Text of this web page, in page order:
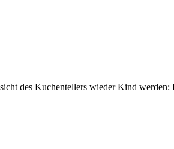
des Kuchentellers wieder Kind